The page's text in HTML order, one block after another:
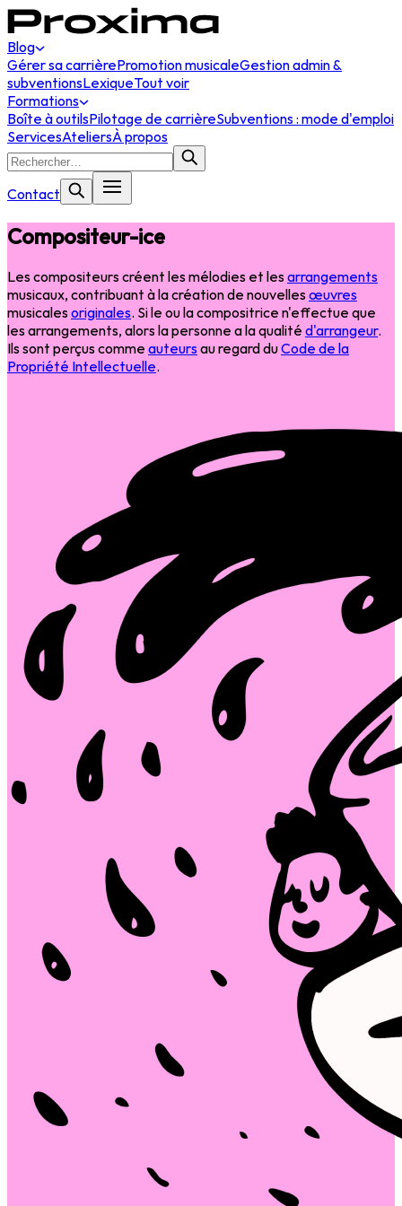
Blog
Gérer sa carrièrePromotion musicaleGestion admin &
subventionsLexiqueTout voir
Formations
Boîte à outilsPilotage de carrièreSubventions : mode d'emploi
ServicesAteliersÀ propos
Contact
Compositeur-ice
Les compositeurs créent les mélodies et lesarrangements
musicaux, contribuant à la création de nouvellesœuvres
musicalesoriginales. Si le ou la compositrice n'effectue que
les arrangements, alors la personne a la qualité d'arrangeur.
Ils sont perçus comme auteursau regard duCode de la
Propriété Intellectuelle.